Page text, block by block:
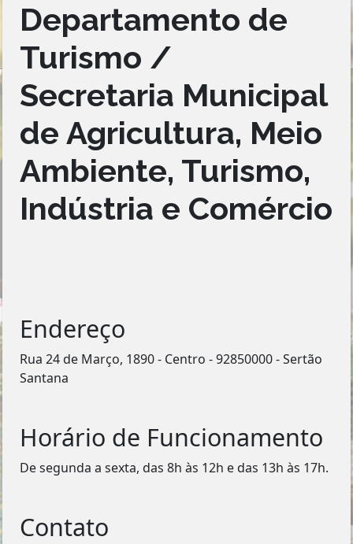
Departamento de
Turismo /
Secretaria Municipal
de Agricultura, Meio
Ambiente, Turismo,
Indústria e Comércio
Endereço
Rua 24 de Março, 1890 - Centro - 92850000 - Sertão
Santana
Horário de Funcionamento
De segunda a sexta, das 8h às 12h e das 13h às 17h.
Contato